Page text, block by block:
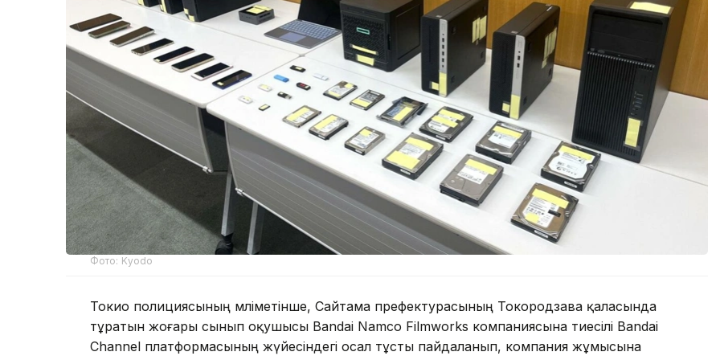
Фото: Kyodo
Токио полициясының мәліметінше, Сайтама префектурасының Токородзава қаласында
тұратын жоғары сынып оқушысы Bandai Namco Filmworks компаниясына тиесілі Bandai
Channel платформасының жүйесіндегі осал тұсты пайдаланып, компания жұмысына